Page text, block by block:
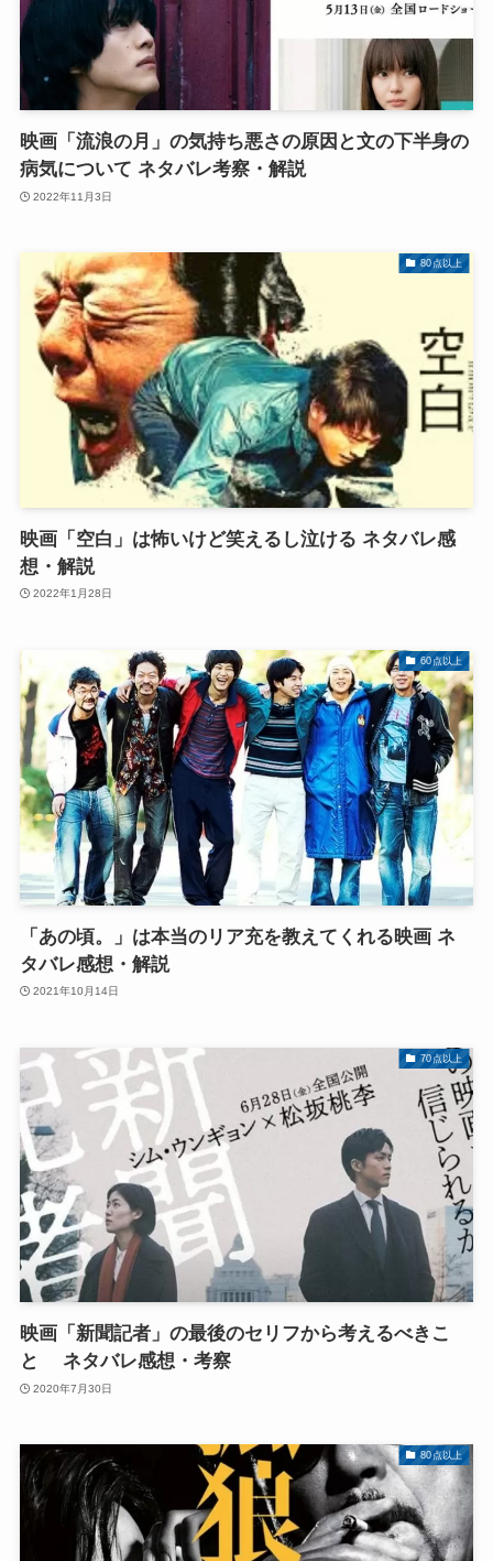
映画「流浪の月」の気持ち悪さの原因と文の下半身の
病気について ネタバレ考察・解説
2022年11月3日
80点以上
映画「空白」は怖いけど笑えるし泣ける ネタバレ感
想・解説
2022年1月28日
60点以上
「あの頃。」は本当のリア充を教えてくれる映画 ネ
タバレ感想・解説
2021年10月14日
70点以上
映画「新聞記者」の最後のセリフから考えるべきこ
と ネタバレ感想・考察
2020年7月30日
80点以上